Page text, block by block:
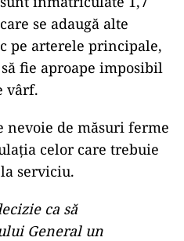
se adaugă alte
pe arterele principale,
fie aproape imposibil
vârf.
nevoie de măsuri ferme
celor care trebuie
serviciu.
ca să
General un